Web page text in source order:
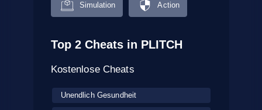
Simulation Action
Top 2 Cheats in PLITCH
Kostenlose Cheats
Unendlich Gesundheit